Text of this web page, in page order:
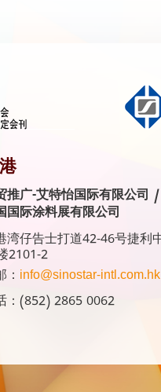
推广-艾特怡国际有限公司 /
国际涂料展有限公司
湾仔告士打道42-46号捷利
2101-2
： info@sinostar-intl.com.hk
：(852) 2865 0062